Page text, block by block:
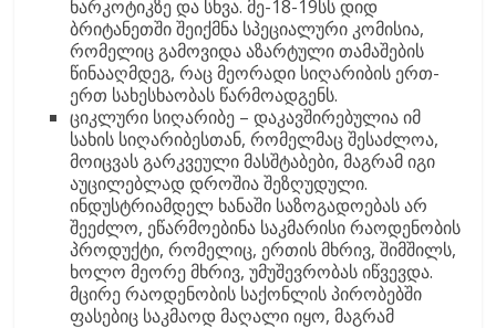
ნარკოტიკზე და სხვა. მე-18-19სს დიდ
ბრიტანეთში შეიქმნა სპეციალური კომისია,
რომელიც გამოვიდა აზარტული თამაშების
წინააღმდეგ, რაც მეორადი სიღარიბის ერთ-
ერთ სახესხაობას წარმოადგენს.
ციკლური სიღარიბე – დაკავშირებულია იმ
სახის სიღარიბესთან, რომელმაც შესაძლოა,
მოიცვას გარკვეული მასშტაბები, მაგრამ იგი
აუცილებლად დროშია შეზღუდული.
ინდუსტრიამდელ ხანაში საზოგადოებას არ
შეეძლო, ეწარმოებინა საკმარისი რაოდენობის
პროდუქტი, რომელიც, ერთის მხრივ, შიმშილს,
ხოლო მეორე მხრივ, უმუშევრობას იწვევდა.
მცირე რაოდენობის საქონლის პირობებში
ფასებიც საკმაოდ მაღალი იყო, მაგრამ